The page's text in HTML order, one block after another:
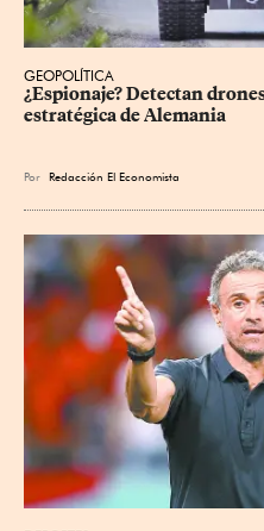
GEOPOLÍTICA
¿Espionaje? Detectan
estratégica de Alemania
Por Redacción El Economista